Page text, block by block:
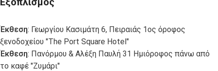
Έκθεση: Γεωργίου Κασιμάτη 6, Πειραιάς 1ος όροφος
ξενοδοχείου "The Port Square Hotel"
Έκθεση: Πανόρμου & Αλέξη Παυλή 31 Ημιόροφος πάνω από
το καφέ "Ζυμάρι"